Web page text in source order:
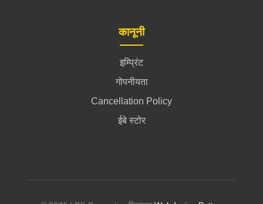
कानूनी
इम्प्रिंट
गोपनीयता
Cancellation Policy
ईबे स्टोर